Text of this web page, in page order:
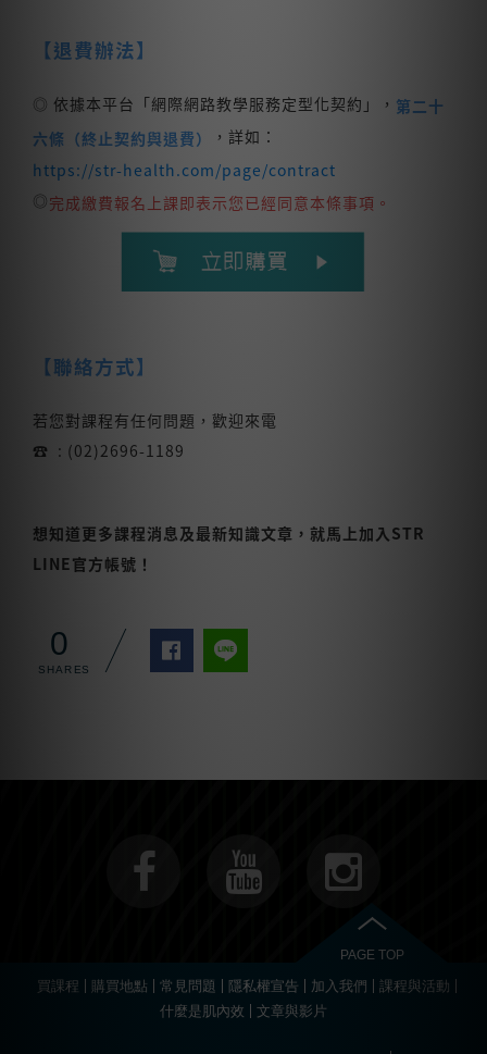
【退費辦法】
◎ 依據本平台「網際網路教學服務定型化契約」， 第二十
六條（終止契約與退費）
，詳如：
https://str-health.com/page/contract
◎完成繳費報名上課即表示您已經同意本條事項。
【聯絡方式】
若您對課程有任何問題，歡迎來電
☎ : (02)2696-1189
想知道更多課程消息及最新知識文章，就馬上加入STR
LINE官方帳號！
0
PAGE TOP
買課程 購買地點 常見問題 隱私權宣告 加入我們
課程與活動
什麼是肌內效
文章與影片